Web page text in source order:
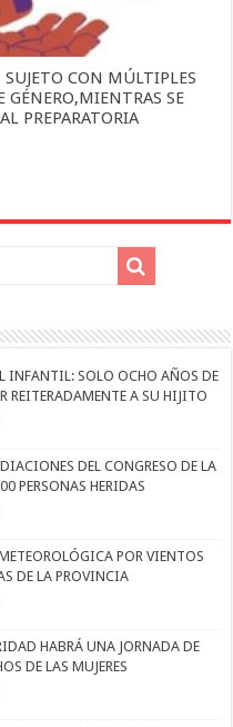
CON MÚLTIPLES
GÉNERO,MIENTRAS SE
PREPARATORIA
INFANTIL: SOLO OCHO AÑOS DE
REITERADAMENTE A SU HIJITO
DEL CONGRESO DE LA
PERSONAS HERIDAS
POR VIENTOS
DE LA PROVINCIA
HABRÁ UNA JORNADA DE
DE LAS MUJERES